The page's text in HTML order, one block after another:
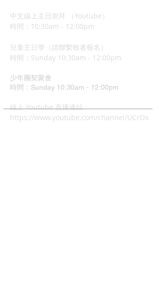
中文線上主日崇拜 （Youtube）
時間：10:30am - 12:00pm
兒童主日學（請聯繫牧者報名）
​時間：Sunday 10:30am - 12:00pm
少年團契聚會
時間：Sunday 10:30am - 12:00pm
​線上 Youtube 直播連結：
https://www.youtube.com/channel/UCrOx